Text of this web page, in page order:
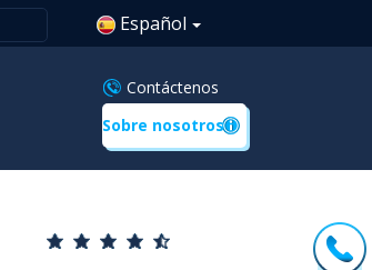
Español
Contáctenos
Sobre nosotros